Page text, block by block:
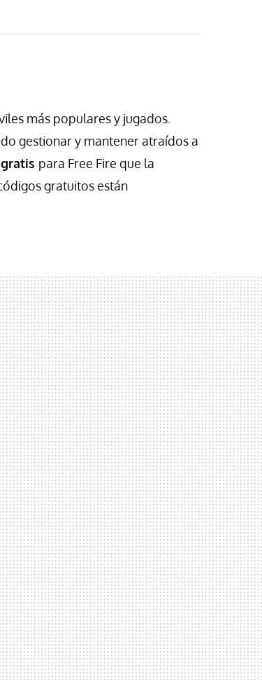
más populares y jugados.
gestionar y mantener atraídos a
para Free Fire que la
gratuitos están